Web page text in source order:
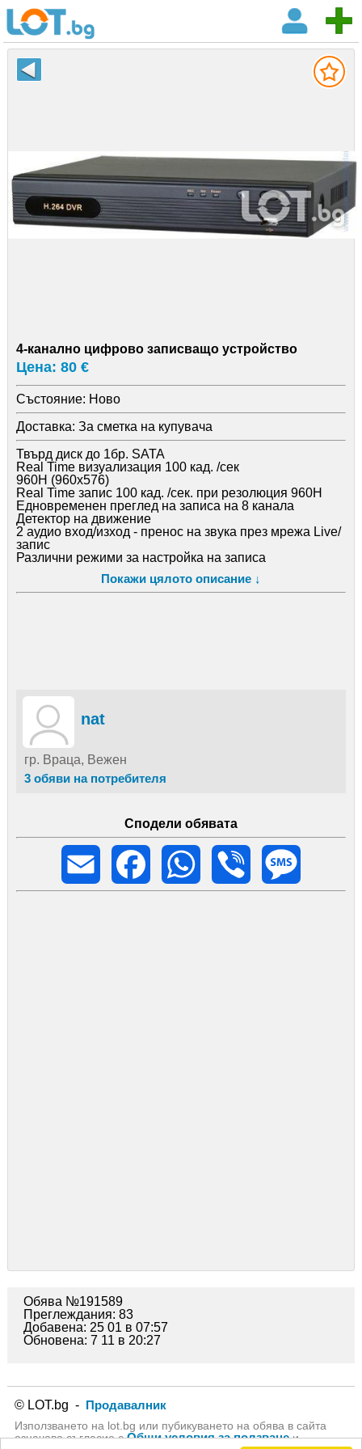
4-канално цифрово записващо устройство
Цена: 80 €
Състояние: Ново
Доставка: За сметка на купувача
Твърд диск до 1бр. SATA
Real Time визуализация 100 кад. /сек
960H (960x576)
Real Time запис 100 кад. /сек. при резолюция 960H
Eдновременен преглед на записа на 8 каналa
Детектор на движение
2 аудио вход/изход - пренос на звука през мрежа Live/
запис
Различни режими за настройка на записа
back-up през Ethernet
Елегантен дизайн
Meню на БЪЛГАРСКИ ЕЗИК Куполна камера -
RELONG - RL-H812 -65лв
Покажи цялото описание ↓
nat
гр. Враца, Вежен
3 обяви на потребителя
Сподели обявата
Email
Facebook WhatsApp Viber
Обява №191589
Преглеждания: 83
Добавена: 25 01 в 07:57
Обновена: 7 11 в 20:27
© LOT.bg - Продавалник
Използването на lot.bg или пубикуването на обява в сайта
означава съгласие сОбщи условия за ползванеи